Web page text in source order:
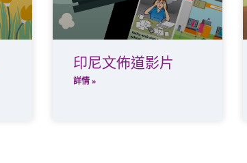
印尼文佈道影片
詳情 »